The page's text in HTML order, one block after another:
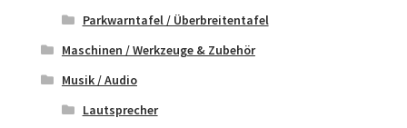
Parkwarntafel / Überbreitentafel
Maschinen / Werkzeuge & Zubehör
Musik / Audio
Lautsprecher